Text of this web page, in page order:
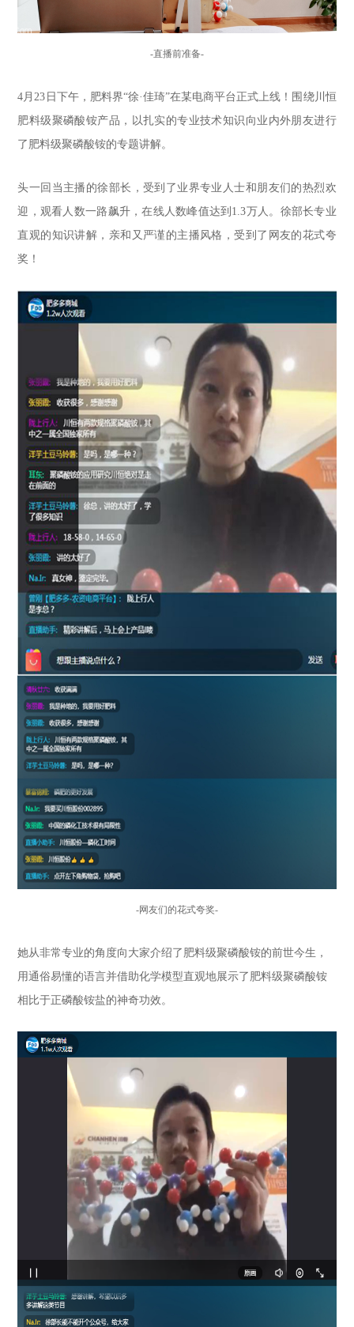
-直播前准备-
4月23日下午，肥料界“徐·佳琦”在某电商平台正式上线！围绕川恒
肥料级聚磷酸铵产品，以扎实的专业技术知识向业内外朋友进行
了肥料级聚磷酸铵的专题讲解。
头一回当主播的徐部长，受到了业界专业人士和朋友们的热烈欢
迎，观看人数一路飙升，在线人数峰值达到1.3万人。徐部长专业
直观的知识讲解，亲和又严谨的主播风格，受到了网友的花式夸
奖！
-网友们的花式夸奖-
她从非常专业的角度向大家介绍了肥料级聚磷酸铵的前世今生，
用通俗易懂的语言并借助化学模型直观地展示了肥料级聚磷酸铵
相比于正磷酸铵盐的神奇功效。